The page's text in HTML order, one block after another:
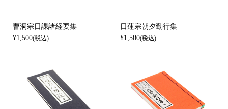
曹洞宗日課諸経要集
¥1,500(税込)
日蓮宗朝夕勤行集
¥1,500(税込)